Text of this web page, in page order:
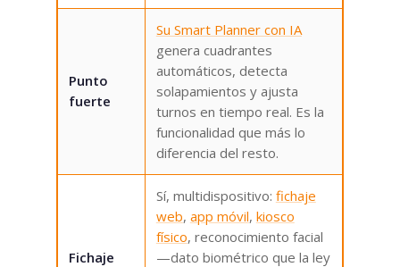
Punto
fuerte
Su Smart Planner con IA
genera cuadrantes
automáticos, detecta
solapamientos y ajusta
turnos en tiempo real. Es la
funcionalidad que más lo
diferencia del resto.
Fichaje
Sí, multidispositivo: fichaje
web, app móvil, kiosco
físico, reconocimiento facial
—dato biométrico que la ley